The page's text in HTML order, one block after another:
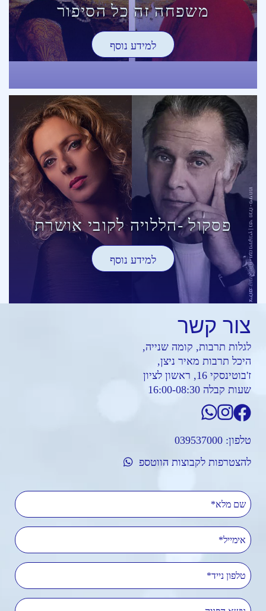
משפחה זה כל הסיפור
למידע נוסף
פסקול -הללויה לקובי אושרת
למידע נוסף
צור קשר
לגלות תרבות, קומה שנייה,
היכל תרבות מאיר ניצן,
ז'בוטינסקי 16, ראשון לציון
שעות קבלה 16:00-08:30
טלפון: 039537000
להצטרפות לקבוצות הווטספ
שם מלא
אימייל
טלפון נייד
נושא הפניה